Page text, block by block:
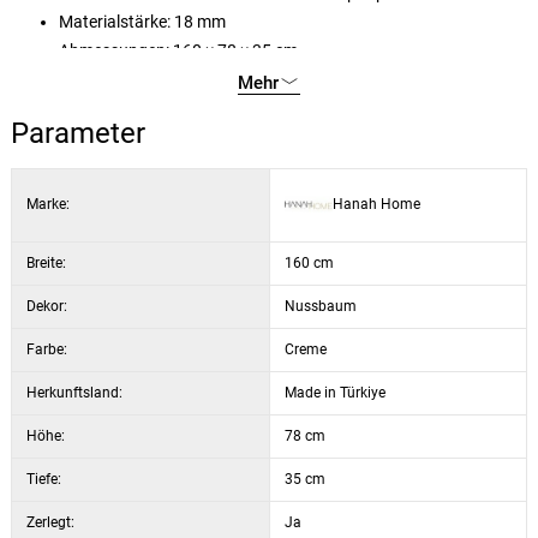
Materialstärke: 18 mm
Abmessungen: 160 × 78 × 35 cm
Beine: Kunststoff
Anzahl der Stauräume: 4
Mehr
Parameter
Marke: Hanah Home
Breite: 160 cm
Dekor: Nussbaum
Farbe: Creme
Herkunftsland: Made in Türkiye
Höhe: 78 cm
Tiefe: 35 cm
Zerlegt: Ja